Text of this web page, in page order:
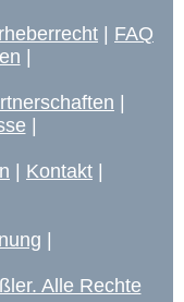
| FAQ
|
|
|
| Kontakt |
|
Alle Rechte